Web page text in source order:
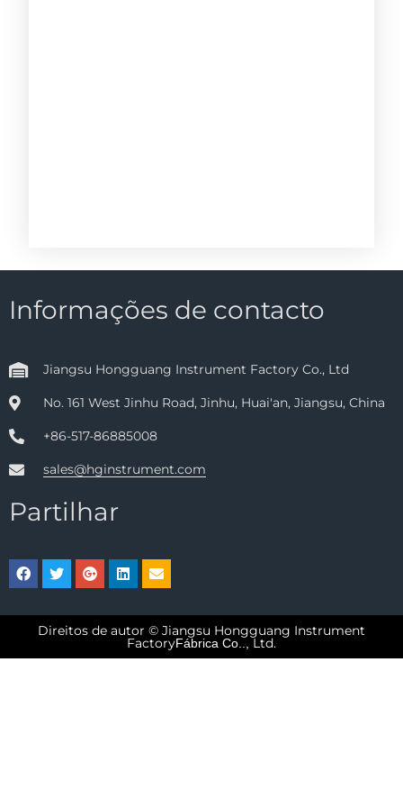
Informações de contacto
Jiangsu Hongguang Instrument Factory Co., Ltd
No. 161 West Jinhu Road, Jinhu, Huai'an, Jiangsu, China
+86-517-86885008
sales@hginstrument.com
Partilhar
Direitos de autor © Jiangsu Hongguang Instrument
FactoryFábrica Co..,Ltd.